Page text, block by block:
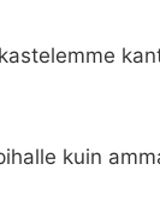
kuin